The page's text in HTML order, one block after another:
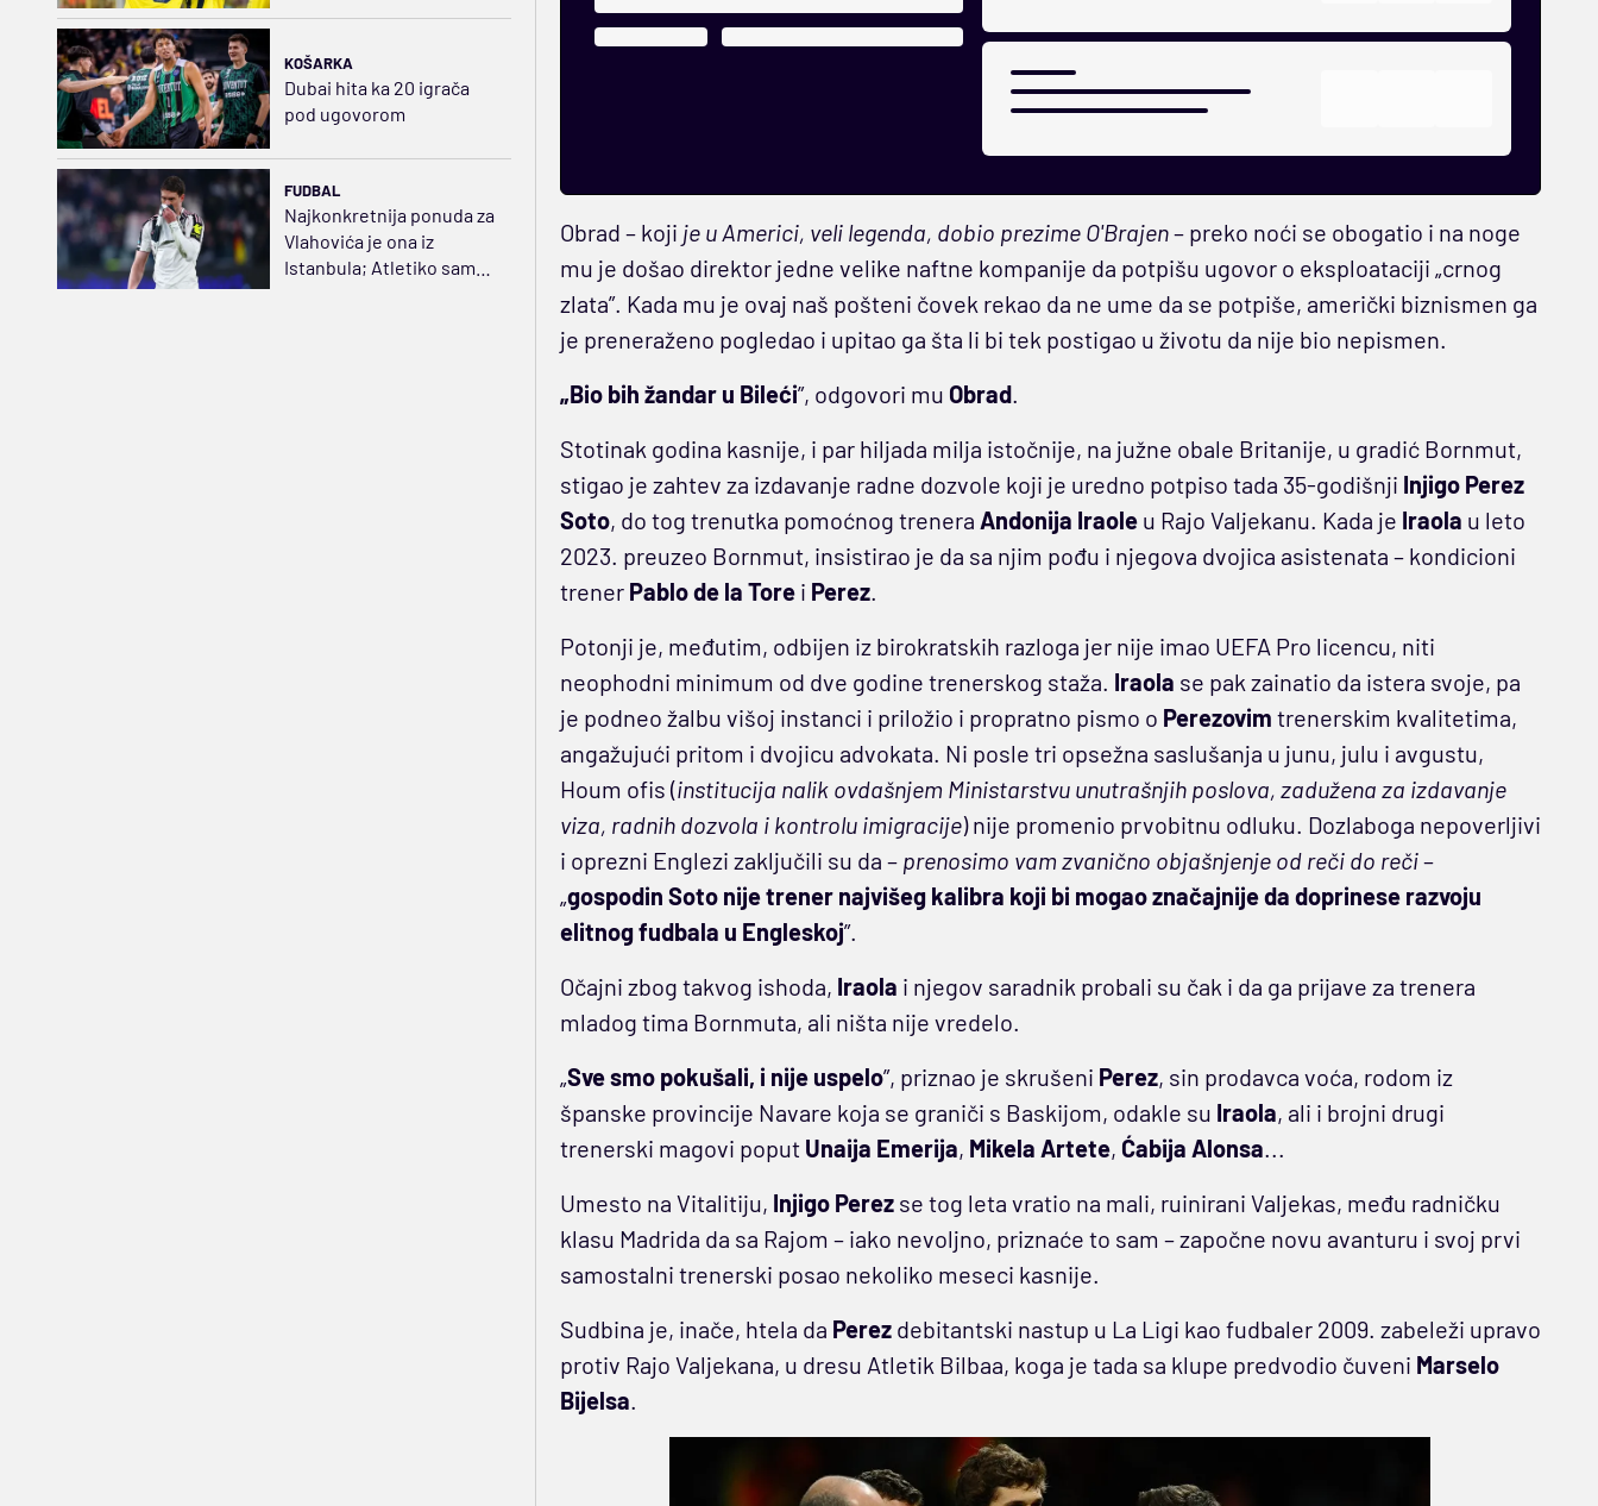
zategao praćku za sve
KOŠARKA
Dubai hita ka 20 igrača
pod ugovorom
FUDBAL
Najkonkretnija ponuda za
Vlahovića je ona iz
Istanbula; Atletiko samo
Obrad – koji je u Americi, veli legenda, dobio prezime O'Brajen– preko noći se obogatio i na noge
mu je došao direktor jedne velike naftne kompanije da potpišu ugovor o eksploataciji „crnog
zlata”. Kada mu je ovaj naš pošteni čovek rekao da ne ume da se potpiše, američki biznismen ga
je preneraženo pogledao i upitao ga šta li bi tek postigao u životu da nije bio nepismen.
„Bio bih žandar u Bileći”, odgovori mu Obrad.
Stotinak godina kasnije, i par hiljada milja istočnije, na južne obale Britanije, u gradić Bornmut,
stigao je zahtev za izdavanje radne dozvole koji je uredno potpiso tada 35-godišnji Injigo Perez
Soto, do tog trenutka pomoćnog trenera Andonija Iraoleu Rajo Valjekanu. Kada je Iraola u leto
2023. preuzeo Bornmut, insistirao je da sa njim pođu i njegova dvojica asistenata – kondicioni
trener Pablo de la Torei Perez.
Potonji je, međutim, odbijen iz birokratskih razloga jer nije imao UEFA Pro licencu, niti
neophodni minimum od dve godine trenerskog staža. Iraola se pak zainatio da istera svoje, pa
je podneo žalbu višoj instanci i priložio i propratno pismo o Perezovim trenerskim kvalitetima,
angažujući pritom i dvojicu advokata. Ni posle tri opsežna saslušanja u junu, julu i avgustu,
Houm ofis (institucija nalik ovdašnjem Ministarstvu unutrašnjih poslova, zadužena za izdavanje
viza, radnih dozvola i kontrolu imigracije) nije promenio prvobitnu odluku. Dozlaboga nepoverljivi
i oprezni Englezi zaključili su da – prenosimo vam zvanično objašnjenje od reči do reči–
„gospodin Soto nije trener najvišeg kalibra koji bi mogao značajnije da doprinese razvoju
elitnog fudbala u Engleskoj”.
Očajni zbog takvog ishoda, Iraola i njegov saradnik probali su čak i da ga prijave za trenera
mladog tima Bornmuta, ali ništa nije vredelo.
„Sve smo pokušali, i nije uspelo”, priznao je skrušeni Perez, sin prodavca voća, rodom iz
španske provincije Navare koja se graniči s Baskijom, odakle su Iraola, ali i brojni drugi
trenerski magovi poput Unaija Emerija, Mikela Artete, Ćabija Alonsa...
Umesto na Vitalitiju, Injigo Perezse tog leta vratio na mali, ruinirani Valjekas, među radničku
klasu Madrida da sa Rajom – iako nevoljno, priznaće to sam – započne novu avanturu i svoj prvi
samostalni trenerski posao nekoliko meseci kasnije.
Sudbina je, inače, htela da Perezdebitantski nastup u La Ligi kao fudbaler 2009. zabeleži upravo
protiv Rajo Valjekana, u dresu Atletik Bilbaa, koga je tada sa klupe predvodio čuveni Marselo
Bijelsa.